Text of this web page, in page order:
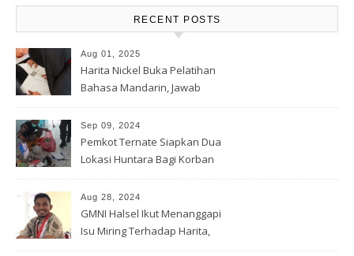
RECENT POSTS
Aug 01, 2025
Harita Nickel Buka Pelatihan
Bahasa Mandarin, Jawab
Sep 09, 2024
Pemkot Ternate Siapkan Dua
Lokasi Huntara Bagi Korban
Aug 28, 2024
GMNI Halsel Ikut Menanggapi
Isu Miring Terhadap Harita,